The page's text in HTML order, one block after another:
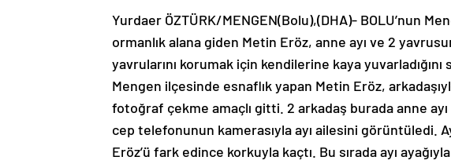
Yurdaer ÖZTÜRK/MENGEN(Bolu),(DHA)- BOLU’nun
ormanlık alana giden Metin Eröz, anne ayı ve 2
yavrularını korumak için kendilerine kaya yuvarladığını
Mengen ilçesinde esnaflık yapan Metin Eröz,
fotoğraf çekme amaçlı gitti. 2 arkadaş burada anne
cep telefonunun kamerasıyla ayı ailesini görüntüledi.
Eröz’ü fark edince korkuyla kaçtı. Bu sırada ayı